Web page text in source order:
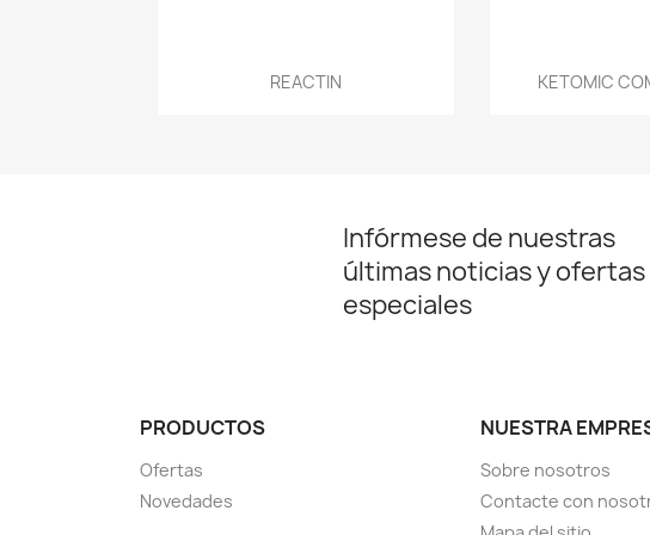
Vista rápida
REACTIN Vista
KETOMIC
Infórmese de nuestras
últimas noticias y ofertas
especiales
PRODUCTOS
Ofertas
Novedades
NUESTRA
Sobre nosotros
Contacte con